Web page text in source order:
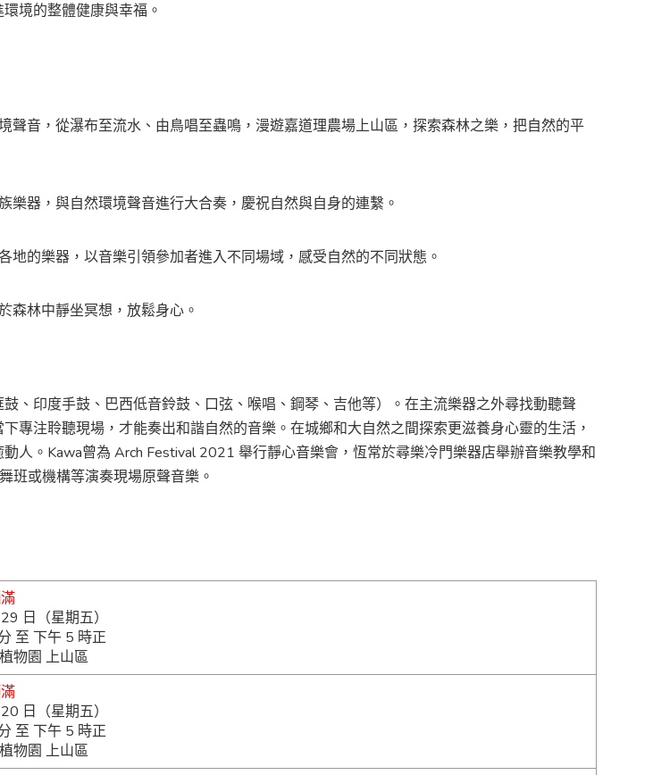
境的整體健康與幸福。
聲音，從瀑布至流水、由鳥唱至蟲鳴，漫遊嘉道理農場上山區，探索森林之樂，把自然的平
樂器，與自然環境聲音進行大合奏，慶祝自然與自身的連繫。
地的樂器，以音樂引領參加者進入不同場域，感受自然的不同狀態。
森林中靜坐冥想，放鬆身心。
、印度手鼓、巴西低音鈴鼓、口弦、喉唱、鋼琴、吉他等）。在主流樂器之外尋找動聽聲
專注聆聽現場，才能奏出和諧自然的音樂。在城鄉和大自然之間探索更滋養身心靈的生活，
人。Kawa曾為 Arch Festival 2021 舉行靜心音樂會，恆常於尋樂冷門樂器店舉辦音樂教學和
班或機構等演奏現場原聲音樂。
日（星期五）
至 下午 5 時正
物園 上山區
日（星期五）
至 下午 5 時正
物園 上山區